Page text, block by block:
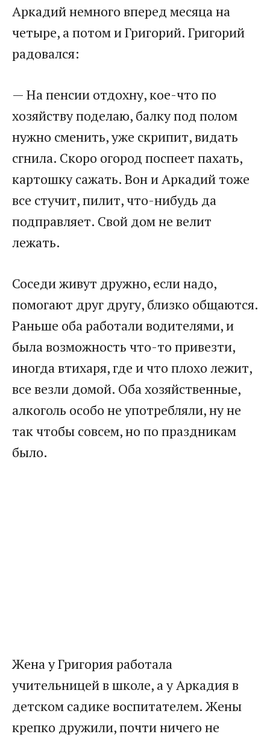
Аркадий немного вперед месяца на
четыре, а потом и Григорий. Григорий
радовался:
— На пенсии отдохну, кое-что по
хозяйству поделаю, балку под полом
нужно сменить, уже скрипит, видать
сгнила. Скоро огород поспеет пахать,
картошку сажать. Вон и Аркадий тоже
все стучит, пилит, что-нибудь да
подправляет. Свой дом не велит
лежать.
Соседи живут дружно, если надо,
помогают друг другу, близко общаются.
Раньше оба работали водителями, и
была возможность что-то привезти,
иногда втихаря, где и что плохо лежит,
все везли домой. Оба хозяйственные,
алкоголь особо не употребляли, ну не
так чтобы совсем, но по праздникам
было.
Жена у Григория работала
учительницей в школе, а у Аркадия в
детском садике воспитателем. Жены
крепко дружили, почти ничего не